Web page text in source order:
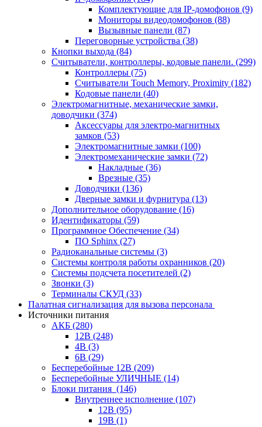
Комплектующие для IP-домофонов (9)
Мониторы видеодомофонов (88)
Вызывные панели (87)
Переговорные устройства (38)
Кнопки выхода (84)
Считыватели, контроллеры, кодовые панели. (299)
Контроллеры (75)
Считыватели Touch Memory, Proximity (182)
Кодовые панели (40)
Электромагнитные, механические замки,
доводчики (374)
Аксессуары для электро-магнитных
замков (53)
Электромагнитные замки (100)
Электромеханические замки (72)
Накладные (36)
Врезные (35)
Доводчики (136)
Дверные замки и фурнитура (13)
Дополнительное оборудование (16)
Идентификаторы (59)
Программное Обеспечение (34)
ПО Sphinx (27)
Радиоканальные системы (3)
Системы контроля работы охранников (20)
Системы подсчета посетителей (2)
Звонки (3)
Терминалы СКУД (33)
Палатная сигнализация для вызова персонала
Источники питания
АКБ (280)
12В (248)
4В (3)
6В (29)
Бесперебойные 12В (209)
Бесперебойные УЛИЧНЫЕ (14)
Блоки питания (146)
Внутреннее исполнение (107)
12В (95)
19В (1)